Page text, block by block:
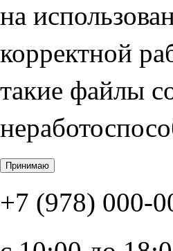
на
корректной
такие файлы
+7 (978) 000-